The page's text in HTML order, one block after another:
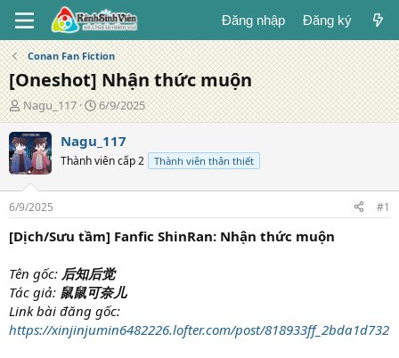
Đăng nhập Đăng ký
Conan Fan Fiction
[Oneshot] Nhận thức muộn
T
á
c
g
i
ả
Nagu_117
N
g
à
y
đ
g
6/9/2025
Nagu_117
Thành viên cấp 2 Thành viên thân thiết
6/9/2025 #1
[Dịch/Sưu tầm] Fanfic ShinRan: Nhận thức muộn
Tên gốc: 后知后觉
Tác giả: 鼠鼠可奈儿
Link bài đăng gốc:
https://xinjinjumin6482226.lofter.com/post/818933ff_2bda1d732